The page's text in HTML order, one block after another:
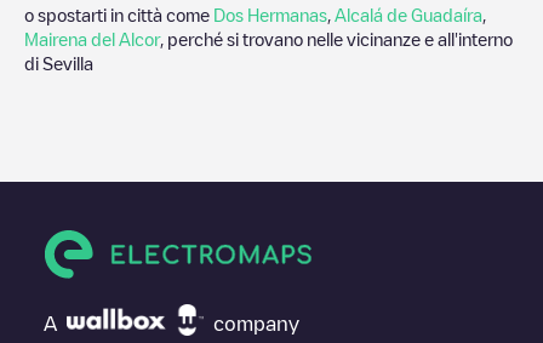
o spostarti in città come Dos Hermanas Alcalá de Guadaíra
Mairena del Alcor, perché si trovano nelle vicinanze e all'interno
di Sevilla
A company